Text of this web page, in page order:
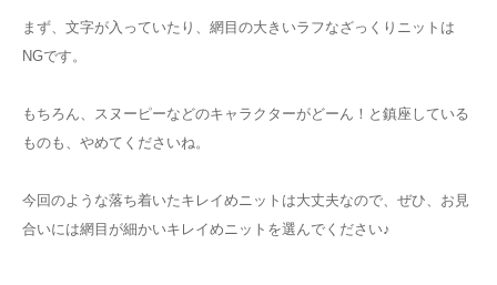
まず、文字が入っていたり、網目の大きいラフなざっくりニットは
NGです。
もちろん、スヌーピーなどのキャラクターがどーん！と鎮座している
ものも、やめてくださいね。
今回のような落ち着いたキレイめニットは大丈夫なので、ぜひ、お見
合いには網目が細かいキレイめニットを選んでください♪